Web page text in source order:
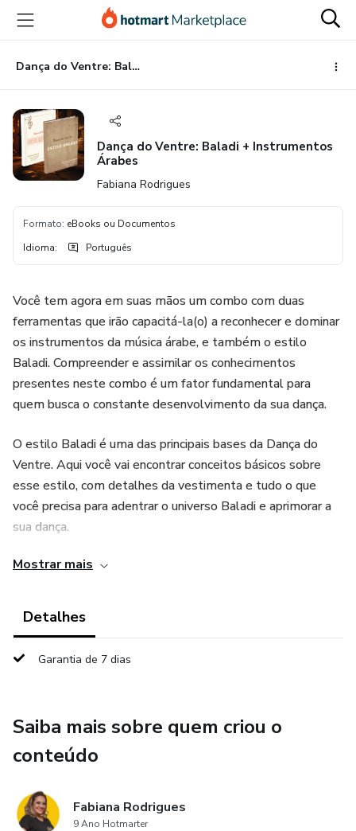
para
conteúdo
principal
para
pagamento
para
rodapé
Dança do Ventre: Baladi + Instrumentos Árabes
Dança do Ventre: Baladi + Instrumentos
Árabes
Fabiana Rodrigues
Formato: eBooks ou Documentos
Idioma: Português
Você tem agora em suas mãos um combo com duas
ferramentas que irão capacitá-la(o) a reconhecer e dominar
os instrumentos da música árabe, e também o estilo
Baladi. Compreender e assimilar os conhecimentos
presentes neste combo é um fator fundamental para
quem busca o constante desenvolvimento da sua dança.
O estilo Baladi é uma das principais bases da Dança do
Ventre. Aqui você vai encontrar conceitos básicos sobre
esse estilo, com detalhes da vestimenta e tudo o que
você precisa para adentrar o universo Baladi e aprimorar a
sua dança.
Além disso, verá também a origem, estrutura e utilização
importantíssimo para sua leitura musical na Dança do
Mostrar mais
Detalhes
Garantia de 7 dias
Saiba mais sobre quem criou o
conteúdo
Fabiana Rodrigues
9 Ano Hotmarter